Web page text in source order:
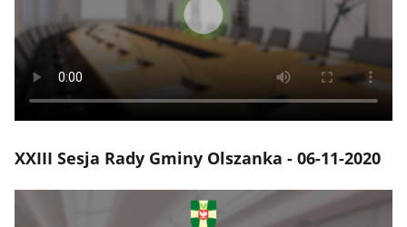
XXIII Sesja Rady Gminy Olszanka - 06-11-2020